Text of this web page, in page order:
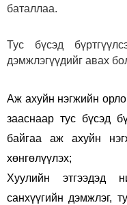
баталлаа.
Тус бүсэд
дэмжлэгүүдийг авах
Аж ахуйн нэгжийн
зааснаар тус бүсэд
байгаа аж ахуйн
хөнгөлүүлэх;
Хуулийн этгээдэд
санхүүгийн дэмжлэг,